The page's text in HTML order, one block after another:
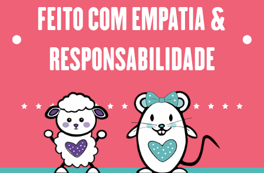
⬤
FEITO COM EMPATIA &
RESPONSABILIDADE
⬤